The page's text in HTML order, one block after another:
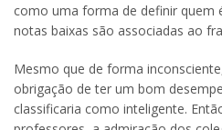
como uma forma de definir quem
notas baixas são associadas ao
Mesmo que de forma
obrigação de ter um bom
classificaria como inteligente.